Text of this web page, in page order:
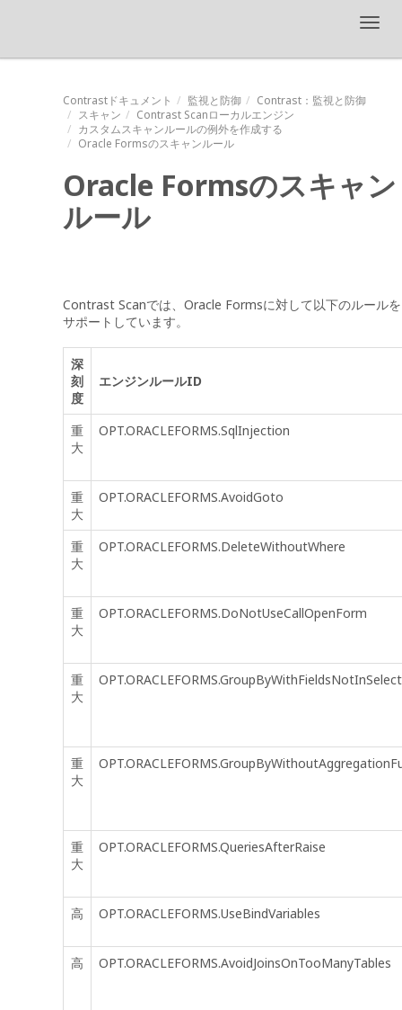
Contrastドキュメント 監視と防御 Contrast ：監視と防御
スキャン
Contrast Scanローカルエンジン
カスタムスキャンルールの例外を作成する
Oracle Formsのスキャンルール
Oracle Formsのスキャン
ルール
Contrast Scanでは、Oracle Formsに対して以下のルールを
サポートしています。
深
刻
度
エンジンルールID
重
大
OPT.ORACLEFORMS.SqlInjection
重
大
OPT.ORACLEFORMS.AvoidGoto
重
大
OPT.ORACLEFORMS.DeleteWithoutWhere
重
大
OPT.ORACLEFORMS.DoNotUseCallOpenForm
重
大
OPT.ORACLEFORMS.GroupByWithFieldsNotInSelect
重
大
重
大
OPT.ORACLEFORMS.QueriesAfterRaise
高 OPT.ORACLEFORMS.UseBindVariables
高 OPT.ORACLEFORMS.AvoidJoinsOnTooManyTables